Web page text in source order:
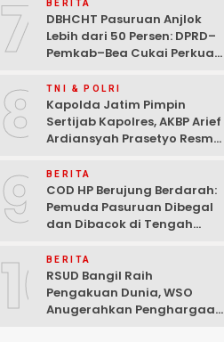
7 BERITA
DBHCHT Pasuruan Anjlok
Lebih dari 50 Persen: DPRD–
Pemkab–Bea Cukai Perkuat
Rokok Ilegal
8 TNI & POLRI
Kapolda Jatim Pimpin
Sertijab Kapolres, AKBP Arief
Ardiansyah Prasetyo Resmi
Kota
9 BERITA
COD HP Berujung Berdarah:
Pemuda Pasuruan Dibegal
dan Dibacok di Tengah
Pelaku
10BERITA
RSUD Bangil Raih
Pengakuan Dunia, WSO
Anugerahkan Penghargaan